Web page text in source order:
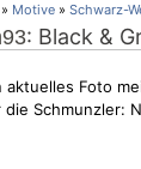
» Motive » Schwarz-
: Black &
aktuelles Foto
die Schmunzler: